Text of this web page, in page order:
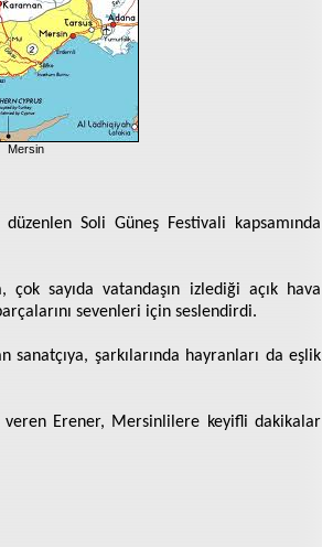
Mersin
Soli Güneş Festivali kapsamında
çok sayıda vatandaşın izlediği açık hava
sevenleri için seslendirdi.
sanatçıya, şarkılarında hayranları da eşlik
veren Erener, Mersinlilere keyifli dakikalar